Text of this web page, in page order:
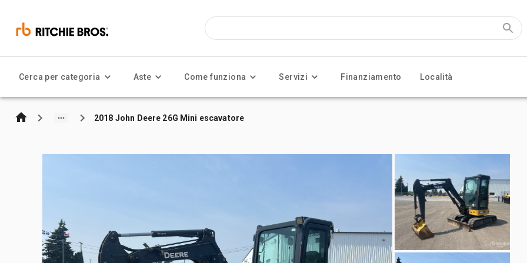
Cerca per categoria Aste Come funziona Servizi Finanziamento Località
2018 John Deere 26G Mini escavatore